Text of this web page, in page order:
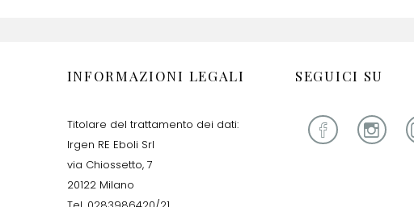
INFORMAZIONI LEGALI
Titolare del trattamento dei dati:
Irgen RE Eboli Srl
via Chiossetto, 7
20122 Milano
SEGUICI SU